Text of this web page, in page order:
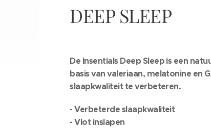
DEEP SLEEP
De Insentials Deep Sleep is een
basis van valeriaan, melatonine en
slaapkwaliteit te verbeteren.
- Verbeterde slaapkwaliteit
- Vlot inslapen